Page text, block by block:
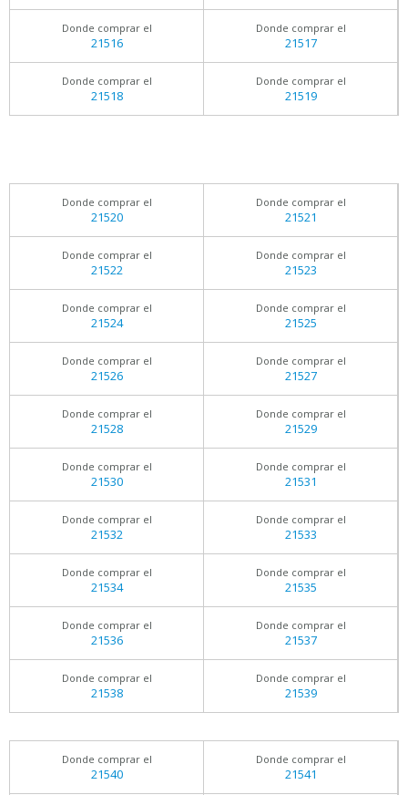
Donde comprar el
21516
Donde comprar el
21517
Donde comprar el
21518
Donde comprar el
21519
Donde comprar el
21520
Donde comprar el
21521
Donde comprar el
21522
Donde comprar el
21523
Donde comprar el
21524
Donde comprar el
21525
Donde comprar el
21526
Donde comprar el
21527
Donde comprar el
21528
Donde comprar el
21529
Donde comprar el
21530
Donde comprar el
21531
Donde comprar el
21532
Donde comprar el
21533
Donde comprar el
21534
Donde comprar el
21535
Donde comprar el
21536
Donde comprar el
21537
Donde comprar el
21538
Donde comprar el
21539
Donde comprar el
21540
Donde comprar el
21541